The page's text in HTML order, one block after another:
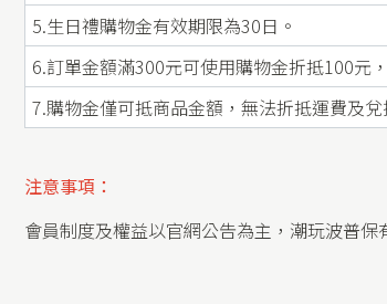
5.生日禮購物金有效期限為30日。
6.訂單金額滿300元可使用購物金折抵100元
7.購物金僅可抵商品金額，無法折抵運費及兌
注意事項：
會員制度及權益以官網公告為主，潮玩波普